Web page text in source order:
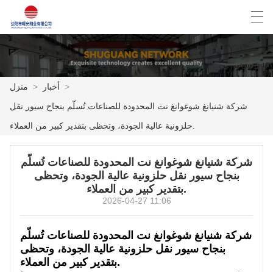
المنتجات
أخبار
مصنع العرض
الاتصال بنا
العربية Deutsch English Español
منزل > أخبار >
شركة شنيانغ شوغوانغ نت المحدودة للصناعات تُسلّم بنجاح سيور نقل
شركة شنيانغ شوغوانغ نت المحدودة للصناعات تُسلّم
بنجاح سيور نقل حلزونية عالية الجودة، وتحظى
بتقدير كبير من العملاء.
2026-04-27 11:06
شركة شنيانغ شوغوانغ نت المحدودة للصناعات تُسلّم
بنجاح سيور نقل حلزونية عالية الجودة، وتحظى
بتقدير كبير من العملاء.